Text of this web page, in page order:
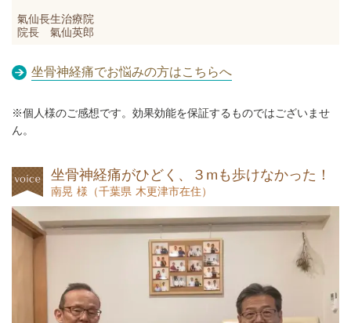
氣仙長生治療院
院長 氣仙英郎
坐骨神経痛でお悩みの方はこちらへ
※個人様のご感想です。効果効能を保証するものではございませ
ん。
坐骨神経痛がひどく、３mも歩けなかった！
南晃 様 （千葉県 木更津市在住）